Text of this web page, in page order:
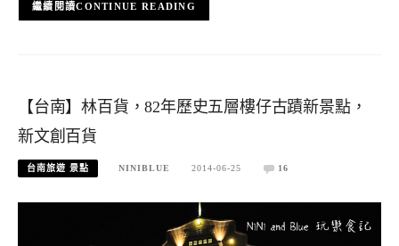
CONTINUE READING
【台南】林百貨，82年歷史五層樓仔古蹟新景點，
新文創百貨
台南旅遊 景點 NINIBLUE 2014-06-25 16